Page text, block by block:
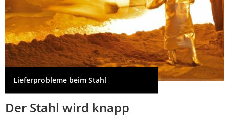
Lieferprobleme beim Stahl
Der Stahl wird knapp